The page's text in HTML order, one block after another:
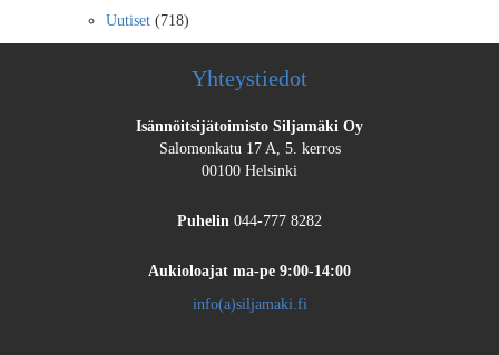
Uutiset (718)
Yhteystiedot
Isännöitsijätoimisto Siljamäki Oy
Salomonkatu 17 A, 5. kerros
00100 Helsinki
Puhelin 044-777 8282
Aukioloajat ma-pe 9:00-14:00
info(a)siljamaki.fi